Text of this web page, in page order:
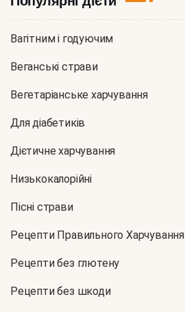
Вагітним і годуючим
Веганські страви
Вегетаріанське харчування
Для діабетиків
Дієтичне харчування
Низькокалорійні
Пісні страви
Рецепти Правильного Харчування
Рецепти без глютену
Рецепти без шкоди